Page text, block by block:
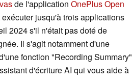
de l'application OnePlus Open
jusqu'à trois applications
2024 s'il n'était pas doté de
Il s'agit notamment d'une
fonction "Recording Summary"
d'écriture AI qui vous aide à